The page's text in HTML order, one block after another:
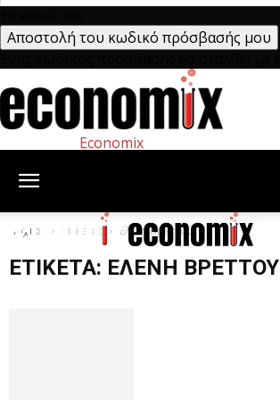
Economix
Αρχική Ετικέτες Ελένη Βρεττού
ΕΤΙΚΈΤΑ: ΕΛΈΝΗ ΒΡΕΤΤΟΎ